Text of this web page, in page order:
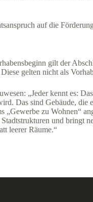
auf die
gilt der
gelten nicht als
„Jeder kennt es:
Das sind Gebäude,
zu Wohnen“
und
leerer Räume.“